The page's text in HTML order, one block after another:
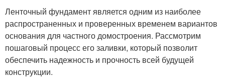
Ленточный фундамент является одним из наиболее
распространенных и проверенных временем вариантов
основания для частного домостроения. Рассмотрим
пошаговый процесс его заливки, который позволит
обеспечить надежность и прочность всей будущей
конструкции.